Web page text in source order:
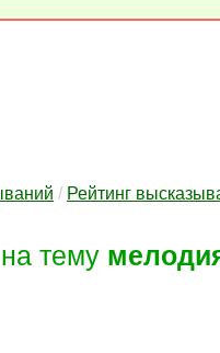
/ Рейтинг
тему